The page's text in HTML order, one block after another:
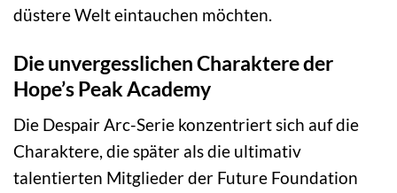
düstere Welt eintauchen möchten.
Die unvergesslichen Charaktere der
Hope’s Peak Academy
Die Despair Arc-Serie konzentriert sich auf die
Charaktere, die später als die ultimativ
talentierten Mitglieder der Future Foundation